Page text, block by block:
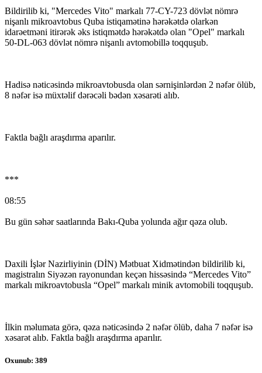
Bildirilib ki, "Mercedes Vito" markalı 77-CY-723 dövlət nömrə
nişanlı mikroavtobus Quba istiqamətinə hərəkətdə olarkən
idarəetməni itirərək əks istiqmətdə hərəkətdə olan "Opel" markalı
50-DL-063 dövlət nömrə nişanlı avtomobillə toqquşub.
Hadisə nəticəsində mikroavtobusda olan sərnişinlərdən 2 nəfər ölüb,
8 nəfər isə müxtəlif dərəcəli bədən xəsarəti alıb.
Faktla bağlı araşdırma aparılır.
***
08:55
Bu gün səhər saatlarında Bakı-Quba yolunda ağır qəza olub.
Daxili İşlər Nazirliyinin (DİN) Mətbuat Xidmətindən bildirilib ki,
magistralın Siyəzən rayonundan keçən hissəsində “Mercedes Vito”
markalı mikroavtobusla “Opel” markalı minik avtomobili toqquşub.
İlkin məlumata görə, qəza nəticəsində 2 nəfər ölüb, daha 7 nəfər isə
xəsarət alıb. Faktla bağlı araşdırma aparılır.
Oxunub: 389